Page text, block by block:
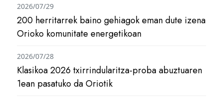
200 herritarrek baino gehiagok eman dute izena
Orioko komunitate energetikoan
2026/07/29
Klasikoa 2026 txirrindularitza-proba abuztuaren
1ean pasatuko da Oriotik
2026/07/28